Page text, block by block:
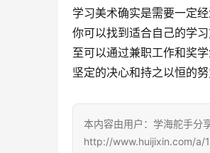
学习美术确实是需要一定
你可以找到适合自己的学
至可以通过兼职工作和奖
坚定的决心和持之以恒的
本内容由用户：学海舵手分
http://www.huijixin.com/a/